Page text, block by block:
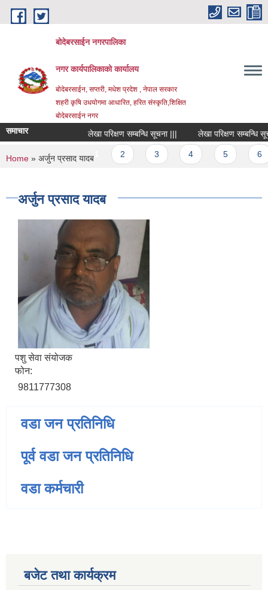
Skip to main content
बोदेबरसाईन नगरपालिका
नगर कार्यपालिकाको कार्यालय
बोदेबरसाईन, सप्तरी, मधेश प्रदेश , नेपाल सरकार
शहरी कृषि उधयोगमा आधारित, हरित संस्कृति,शिक्षित
बोदेबरसाईन नगर
समाचार लेखा परिक्षण सम्बन्धि सूचना ||| लेखा परिक्षण सम्बन्धि
Pages
1
You are here
Home » अर्जुन प्रसाद यादब
अर्जुन प्रसाद यादब
पशु सेवा संयोजक
फोन:
9811777308
वडा जन प्रतिनिधि
पूर्व वडा जन प्रतिनिधि
वडा कर्मचारी
बजेट तथा कार्यक्रम